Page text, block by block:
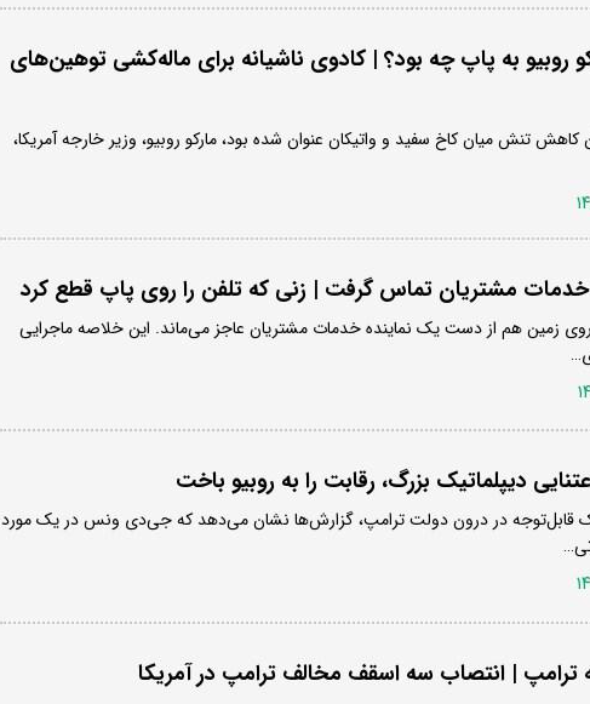
روبیو به پاپ چه بود؟ | کادوی ناشیانه برای ماله‌کشی توهین‌های
تنش میان کاخ سفید و واتیکان عنوان شده بود، مارکو روبیو، وزیر خارجه آمریکا،
مشتریان تماس گرفت | زنی که تلفن را روی پاپ قطع کرد
زمین هم از دست یک نماینده خدمات مشتریان عاجز می‌ماند. این خلاصه ماجرایی
دیپلماتیک بزرگ، رقابت را به روبیو باخت
قابل‌توجه در درون دولت ترامپ، گزارش‌ها نشان می‌دهد که جی‌دی ونس در یک مورد
| انتصاب سه اسقف مخالف ترامپ در آمریکا